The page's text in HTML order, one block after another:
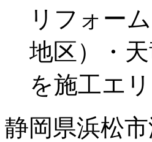
リフォー
地区）・
を施工エ
静岡県浜松